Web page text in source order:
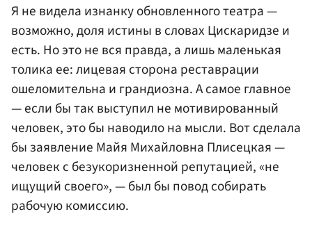
Я не видела изнанку обновленного театра —
возможно, доля истины в словах Цискаридзе и
есть. Но это не вся правда, а лишь маленькая
толика ее: лицевая сторона реставрации
ошеломительна и грандиозна. А самое главное
— если бы так выступил не мотивированный
человек, это бы наводило на мысли. Вот сделала
бы заявление Майя Михайловна Плисецкая —
человек с безукоризненной репутацией, «не
ищущий своего», — был бы повод собирать
рабочую комиссию.